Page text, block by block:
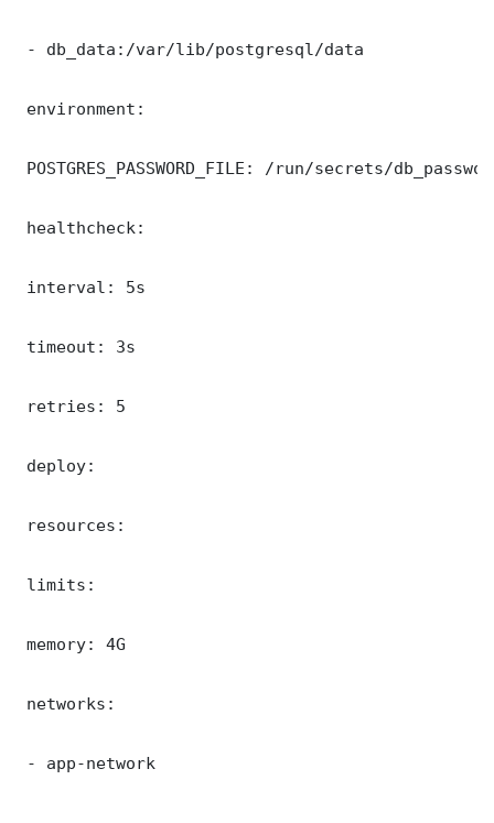
- db_data:/var/lib/postgresql/data
environment:
POSTGRES_PASSWORD_FILE: /run/secrets/
healthcheck:
interval: 5s
timeout: 3s
retries: 5
deploy:
resources:
limits:
memory: 4G
networks:
- app-network